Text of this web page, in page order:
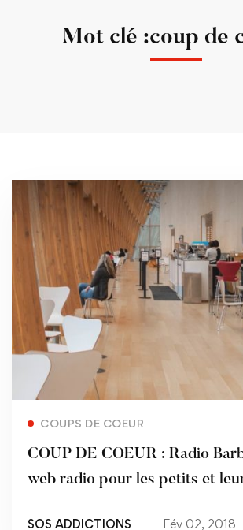
Mot clé :coup de
COUPS DE COEUR
COUP DE COEUR : Radio
web radio pour les petits et
SOS ADDICTIONS Fév 02, 2018